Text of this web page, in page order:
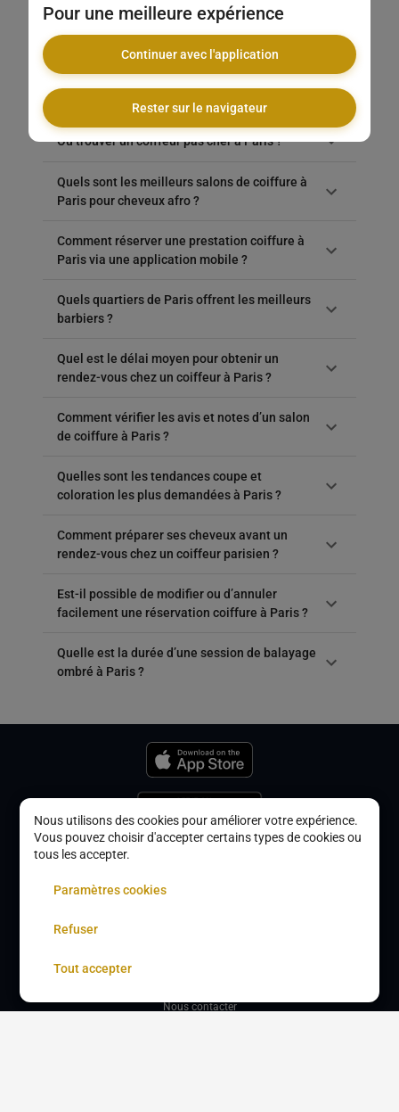
Quel est le tarif moyen pour une coupe homme
à Paris ?
Combien coûte une coupe femme dans un
salon de coiffure parisien ?
Où trouver un coiffeur pas cher à Paris ?
Quels sont les meilleurs salons de coiffure à
Paris pour cheveux afro ?
Comment réserver une prestation coiffure à
Paris via une application mobile ?
Quels quartiers de Paris offrent les meilleurs
barbiers ?
Quel est le délai moyen pour obtenir un
rendez-vous chez un coiffeur à Paris ?
Comment vérifier les avis et notes d’un salon
de coiffure à Paris ?
Quelles sont les tendances coupe et
coloration les plus demandées à Paris ?
Comment préparer ses cheveux avant un
rendez-vous chez un coiffeur parisien ?
Est-il possible de modifier ou d’annuler
facilement une réservation coiffure à Paris ?
Quelle est la durée d’une session de balayage
ombré à Paris ?
Mentions légales
Nous contacter
Nous utilisons des cookies pour améliorer votre expérience.
Vous pouvez choisir d'accepter certains types de cookies ou
tous les accepter.
Paramètres cookies
Refuser
Tout accepter
Pour une meilleure expérience
Continuer avec l'application
Rester sur le navigateur